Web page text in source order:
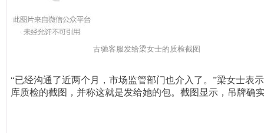
古驰客服发给梁女士的质检截图
“已经沟通了近两个月，市场监管部门也介入了。”梁女士表
库质检的截图，并称这就是发给她的包。截图显示，吊牌确